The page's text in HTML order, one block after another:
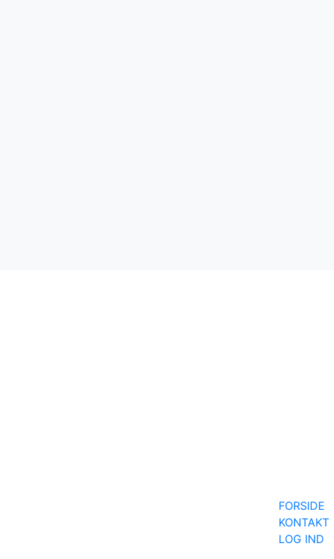
FORSIDE
KONTAKT
LOG IND